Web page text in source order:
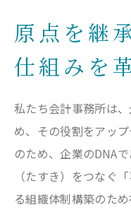
原点を継
仕組みを
私たち会計事務所は
め、その役割をアッ
のため、企業のDNA
（たすき）をつなぐ
る組織体制構築のた